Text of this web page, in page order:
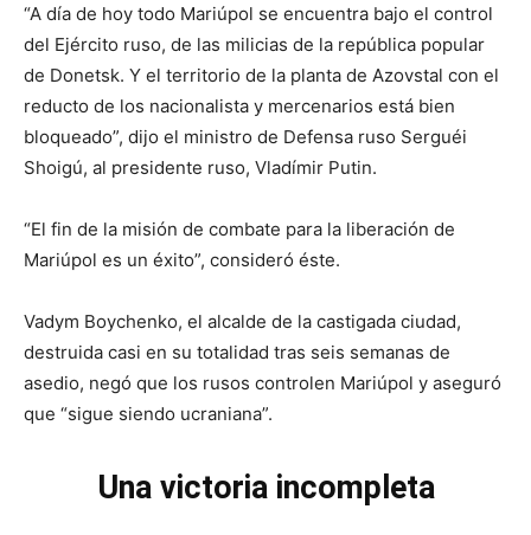
“A día de hoy todo Mariúpol se encuentra bajo el control
del Ejército ruso, de las milicias de la república popular
de Donetsk. Y el territorio de la planta de Azovstal con el
reducto de los nacionalista y mercenarios está bien
bloqueado”, dijo el ministro de Defensa ruso Serguéi
Shoigú, al presidente ruso, Vladímir Putin.
“El fin de la misión de combate para la liberación de
Mariúpol es un éxito”, consideró éste.
Vadym Boychenko, el alcalde de la castigada ciudad,
destruida casi en su totalidad tras seis semanas de
asedio, negó que los rusos controlen Mariúpol y aseguró
que “sigue siendo ucraniana”.
Una victoria incompleta